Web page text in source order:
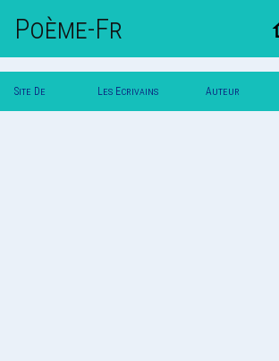
Poème-Fr
Site De Les Ecrivains Auteur